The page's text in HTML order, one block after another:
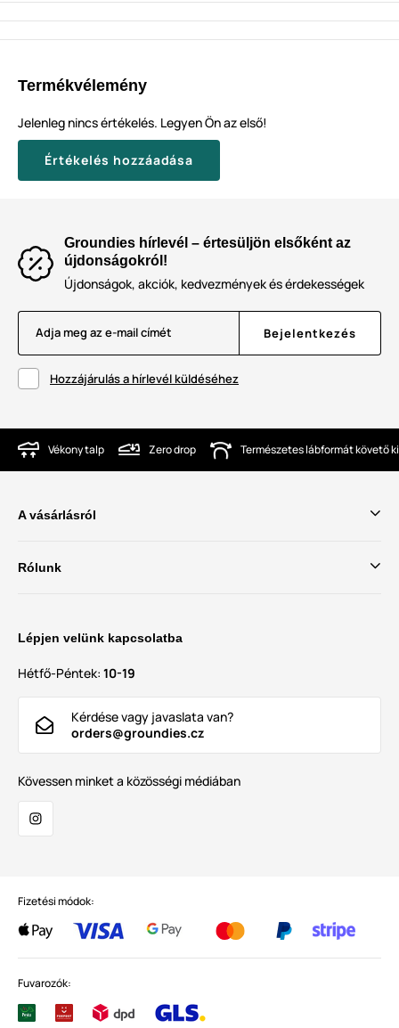
Termékvélemény
Jelenleg nincs értékelés. Legyen Ön az első!
Értékelés hozzáadása
Groundies hírlevél – értesüljön elsőként az
újdonságokról!
Újdonságok, akciók, kedvezmények és érdekességek
Adja meg az e-mail címét Bejelentkezés
Hozzájárulás a hírlevél küldéséhez
Vékony talp Zero drop Természetes lábformát követő
A vásárlásról
Rólunk
Lépjen velünk kapcsolatba
Hétfő-Péntek: 10-19
Kérdése vagy javaslata van?
orders@groundies.cz
Kövessen minket a közösségi médiában
Fizetési módok:
Fuvarozók: